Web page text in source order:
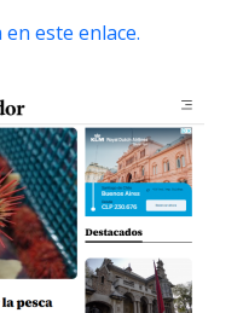
este enlace.